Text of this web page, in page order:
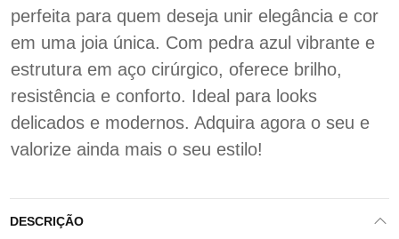
perfeita para quem deseja unir elegância e cor
em uma joia única. Com pedra azul vibrante e
estrutura em aço cirúrgico, oferece brilho,
resistência e conforto. Ideal para looks
delicados e modernos. Adquira agora o seu e
valorize ainda mais o seu estilo!
DESCRIÇÃO